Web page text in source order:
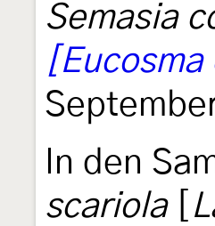
Semasia
In den
scariola[